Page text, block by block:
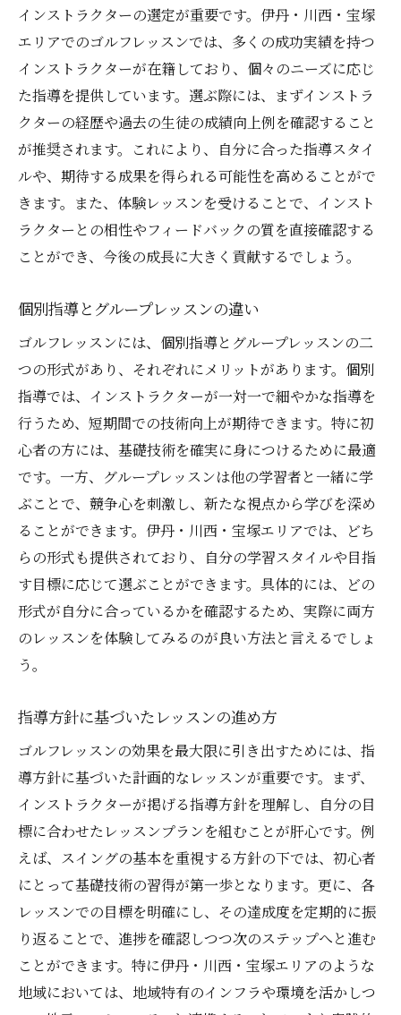
インストラクターの選定が重要です。伊丹・川西・宝塚
エリアでのゴルフレッスンでは、多くの成功実績を持つ
インストラクターが在籍しており、個々のニーズに応じ
た指導を提供しています。選ぶ際には、まずインストラ
クターの経歴や過去の生徒の成績向上例を確認すること
が推奨されます。これにより、自分に合った指導スタイ
ルや、期待する成果を得られる可能性を高めることがで
きます。また、体験レッスンを受けることで、インスト
ラクターとの相性やフィードバックの質を直接確認する
ことができ、今後の成長に大きく貢献するでしょう。
個別指導とグループレッスンの違い
ゴルフレッスンには、個別指導とグループレッスンの二
つの形式があり、それぞれにメリットがあります。個別
指導では、インストラクターが一対一で細やかな指導を
行うため、短期間での技術向上が期待できます。特に初
心者の方には、基礎技術を確実に身につけるために最適
です。一方、グループレッスンは他の学習者と一緒に学
ぶことで、競争心を刺激し、新たな視点から学びを深め
ることができます。伊丹・川西・宝塚エリアでは、どち
らの形式も提供されており、自分の学習スタイルや目指
す目標に応じて選ぶことができます。具体的には、どの
形式が自分に合っているかを確認するため、実際に両方
のレッスンを体験してみるのが良い方法と言えるでしょ
う。
指導方針に基づいたレッスンの進め方
ゴルフレッスンの効果を最大限に引き出すためには、指
導方針に基づいた計画的なレッスンが重要です。まず、
インストラクターが掲げる指導方針を理解し、自分の目
標に合わせたレッスンプランを組むことが肝心です。例
えば、スイングの基本を重視する方針の下では、初心者
にとって基礎技術の習得が第一歩となります。更に、各
レッスンでの目標を明確にし、その達成度を定期的に振
り返ることで、進捗を確認しつつ次のステップへと進む
ことができます。特に伊丹・川西・宝塚エリアのような
地域においては、地域特有のインフラや環境を活かしつ